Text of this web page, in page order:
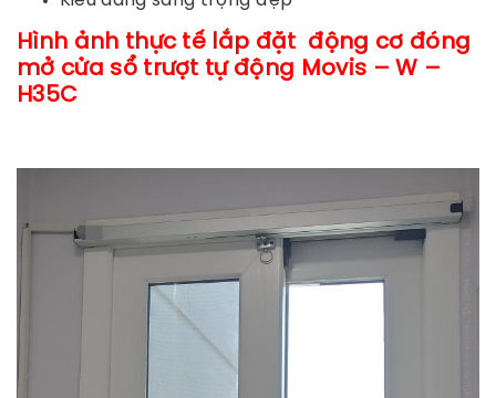
Hình ảnh thực tế lắp đặt động cơ đóng
mở cửa sổ trượt tự động Movis – W –
H35C